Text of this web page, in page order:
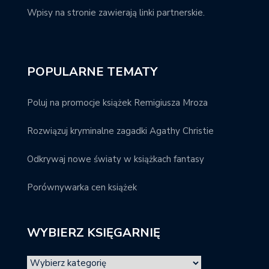
Wpisy na stronie zawierają linki partnerskie.
POPULARNE TEMATY
Poluj na promocje książek Remigiusza Mroza
Rozwiązuj kryminalne zagadki Agathy Christie
Odkrywaj nowe światy w książkach fantasy
Porównywarka cen książek
WYBIERZ KSIĘGARNIĘ